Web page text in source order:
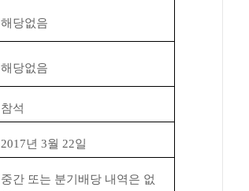
해당없음
해당없음
참석
2017년 3월 22일
중간 또는 분기배당 내역은 없